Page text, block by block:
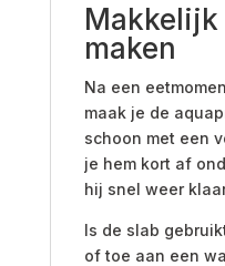
Makkelijk
maken
Na een
maak je de
schoon met een
je hem kort af
hij snel weer
Is de slab
of toe aan een